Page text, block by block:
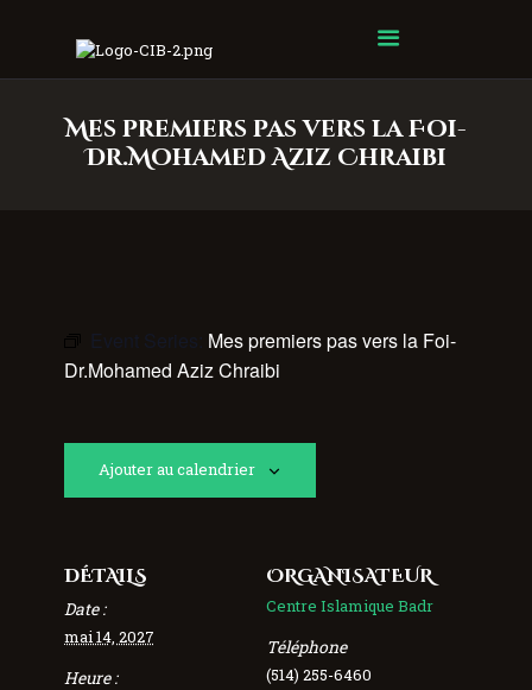
Mes premiers pas vers la Foi-
Dr.Mohamed Aziz Chraibi
Centre Islamique Badr
Event Series: Mes premiers pas vers la Foi-
Dr.Mohamed Aziz Chraibi
Ajouter au calendrier
DÉTAILS
Date :
mai 14, 2027
Heure :
ORGANISATEUR
Centre Islamique Badr
Téléphone
(514) 255-6460